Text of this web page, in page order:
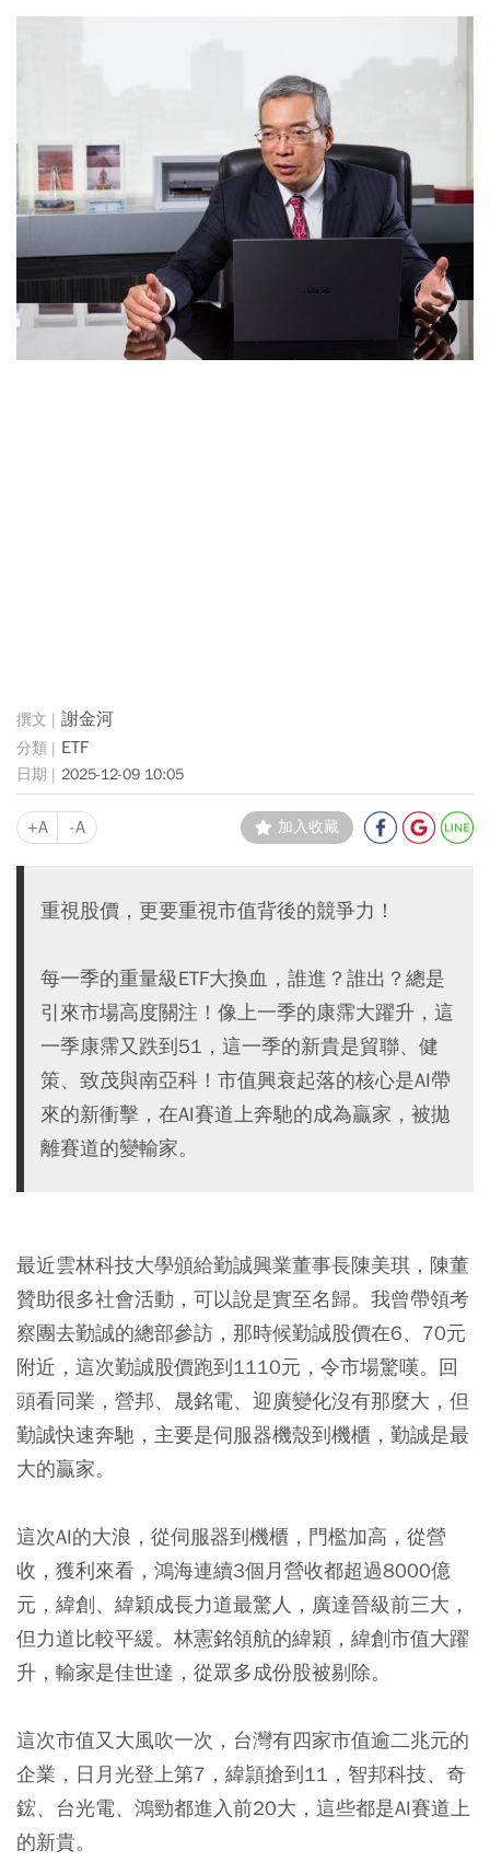
謝金河
ETF
2025-12-09 10:05
+A -A 加入收藏
重視股價，更要重視市值背後的競爭力！
每一季的重量級ETF大換血，誰進？誰出？總是
引來市場高度關注！像上一季的康霈大躍升，這
一季康霈又跌到51，這一季的新貴是貿聯、健
策、致茂與南亞科！市值興衰起落的核心是AI帶
來的新衝擊，在AI賽道上奔馳的成為贏家，被拋
離賽道的變輸家。
最近雲林科技大學頒給勤誠興業董事長陳美琪，陳董
贊助很多社會活動，可以說是實至名歸。我曾帶領考
察團去勤誠的總部參訪，那時候勤誠股價在6、 70元
附近，這次勤誠股價跑到1110元，令市場驚嘆。回
頭看同業，營邦、 晟銘電、 迎廣變化沒有那麼大，但
勤誠快速奔馳，主要是伺服器機殼到機櫃，勤誠是最
大的贏家。
這次AI的大浪，從伺服器到機櫃，門檻加高，從營
收，獲利來看，鴻海連續3個月營收都超過8000億
元，緯創、緯穎成長力道最驚人，廣達晉級前三大，
但力道比較平緩。林憲銘領航的緯穎，緯創市值大躍
升，輸家是佳世達，從眾多成份股被剔除。
這次市值又大風吹一次，台灣有四家市值逾二兆元的
企業，日月光登上第7，緯頴搶到11，智邦科技、奇
鋐、台光電、鴻勁都進入前20大，這些都是AI賽道上
的新貴。